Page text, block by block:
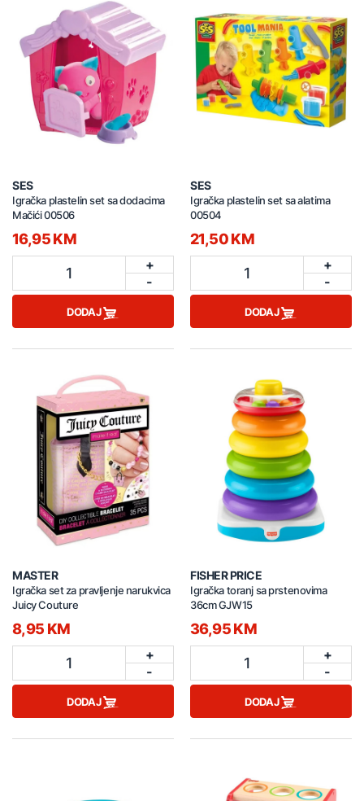
SES
Igračka plastelin set sa dodacima
Mačići 00506
16,95 KM
1
+
-
DODAJ
SES
Igračka plastelin set sa alatima
00504
21,50 KM
1
+
-
DODAJ
MASTER
Igračka set za pravljenje narukvica
Juicy Couture
8,95 KM
1
+
-
DODAJ
FISHER PRICE
Igračka toranj sa prstenovima
36cm GJW15
36,95 KM
1
+
-
DODAJ